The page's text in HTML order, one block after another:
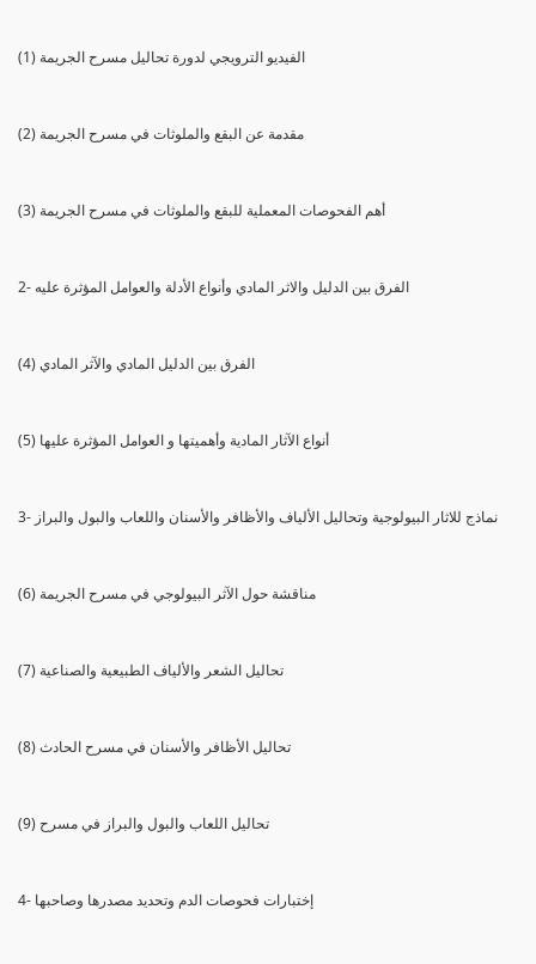
(1) الفيديو الترويجي لدورة تحاليل مسرح الجريمة
(2) مقدمة عن البقع والملوثات في مسرح الجريمة
(3) أهم الفحوصات المعملية للبقع والملوثات في مسرح الجريمة
2- الفرق بين الدليل والاثر المادي وأنواع الأدلة والعوامل المؤثرة عليه
(4) الفرق بين الدليل المادي والآثر المادي
(5) أنواع الآثار المادية وأهميتها و العوامل المؤثرة عليها
3- نماذج للاثار البيولوجية وتحاليل الألياف والأظافر والأسنان واللعاب والبول والبراز
(6) مناقشة حول الآثر البيولوجي في مسرح الجريمة
(7) تحاليل الشعر والألياف الطبيعية والصناعية
(8) تحاليل الأظافر والأسنان في مسرح الحادث
(9) تحاليل اللعاب والبول والبراز في مسرح
4- إختبارات فحوصات الدم وتحديد مصدرها وصاحبها